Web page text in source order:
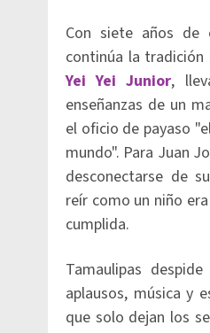
Con siete años de
continúa la
Yei Yei Junior,
enseñanzas de un
el oficio de payaso
mundo". Para Juan
desconectarse de
reír como un niño
cumplida.
Tamaulipas
aplausos, música y
que solo dejan los